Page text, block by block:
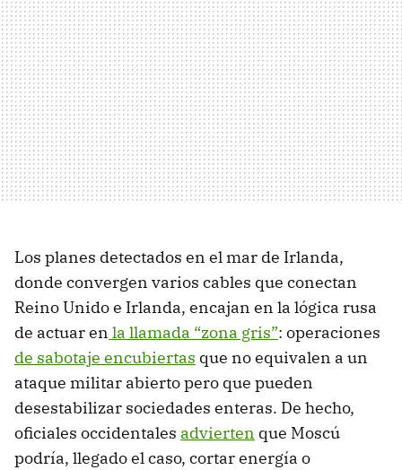
Los planes detectados en el mar de Irlanda,
donde convergen varios cables que conectan
Reino Unido e Irlanda, encajan en la lógica rusa
de actuar en la llamada “zona gris”: operaciones
de sabotaje encubiertas que no equivalen a un
ataque militar abierto pero que pueden
desestabilizar sociedades enteras. De hecho,
oficiales occidentales advierten que Moscú
podría, llegado el caso, cortar energía o